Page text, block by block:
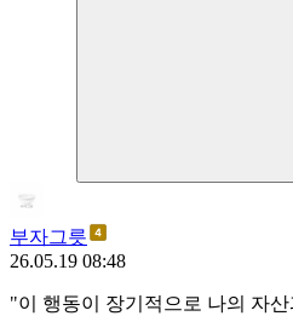
부자그릇
26.05.19 08:48
"이 행동이 장기적으로 나의 자